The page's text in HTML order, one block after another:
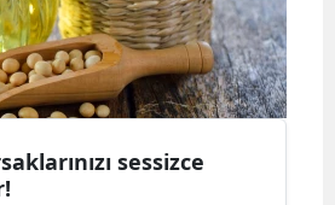
sessizce